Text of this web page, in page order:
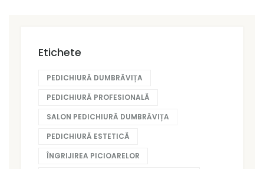
Etichete
PEDICHIURĂ DUMBRĂVIȚA
PEDICHIURĂ PROFESIONALĂ
SALON PEDICHIURĂ DUMBRĂVIȚA
PEDICHIURĂ ESTETICĂ
ÎNGRIJIREA PICIOARELOR